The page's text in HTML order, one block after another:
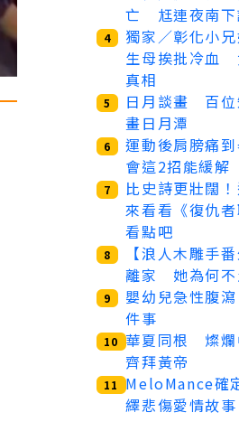
亡 尪連夜南下
4
獨家／彰化小兄
生母挨批冷血
真相
5
日月談畫 百位
畫日月潭
6
運動後肩膀痛
會這2招能緩解
7
比史詩更壯闊
來看看《復仇
看點吧
8
【浪人木雕手
離家 她為何不
9
嬰幼兒急性腹
件事
10 華夏同根 燦
齊拜黃帝
11
MeloMance確
繹悲傷愛情故事